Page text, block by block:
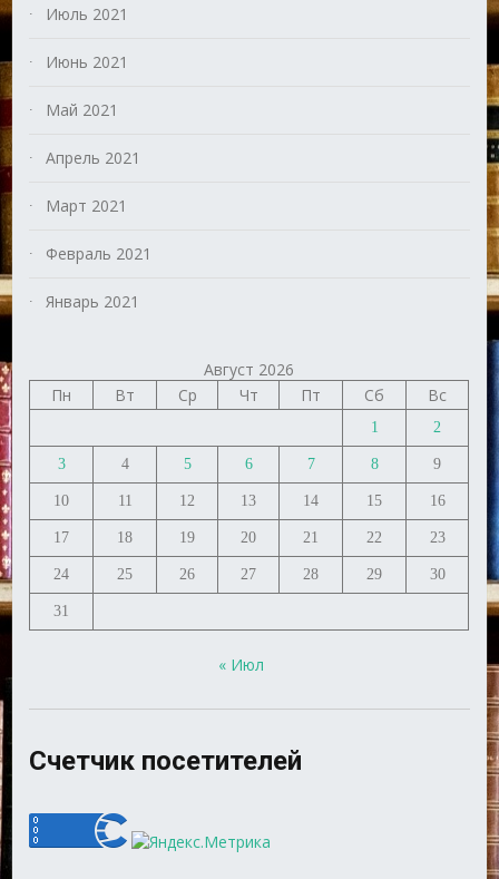
Июль 2021
Июнь 2021
Май 2021
Апрель 2021
Март 2021
Февраль 2021
Январь 2021
Август 2026
Пн
Вт Ср Чт Пт Сб Вс
1 2
3 4 5 6 7 8 9
10 11 12 13 14 15 16
17 18 19 20 21 22 23
24 25 26 27 28 29 30
31
« Июл
Счетчик посетителей